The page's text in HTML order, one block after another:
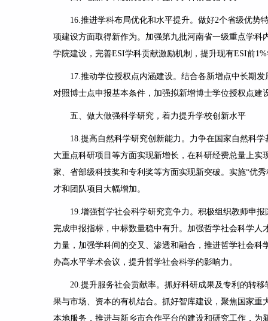
16.推进学科布局优化和水平提升。做好2个省级优势
项建设方面取得新作为。 加强第九批河南省一级重点学科
学院建设，完善ESI学科贡献激励机制，提升现有ESI前1%
17.推动学位授权点内涵建设。结合各新增点中长期
对照博士点申报基本条件，加强拟新增博士学位授权点建
五、做大做强科学研究，着力提升学校创新水平
18.提高自然科学研究创新能力 。力争在国家自然科
大重点科研项目等方面实现新增长，在科研经费总量上
家、省部级科技奖和专利奖等方面实现新突破。实施“优
才和团队项目大幅增加。
19.增强哲学社会科学研究竞争力 。积极组织教师申
完成申报指标，中标数量稳中有升。加强哲学社会科学
力量，加强学科间的交叉、渗透和融合，推进哲学社会
办高水平学术会议，提升哲学社会科学的影响力。
20.提升服务社会贡献率。抓好科研成果及专利的转
果与市场、资本的有机结合。抓好智库建设，聚焦国家
本地服务，推进与新乡市合作平台的建设和研究工作，为